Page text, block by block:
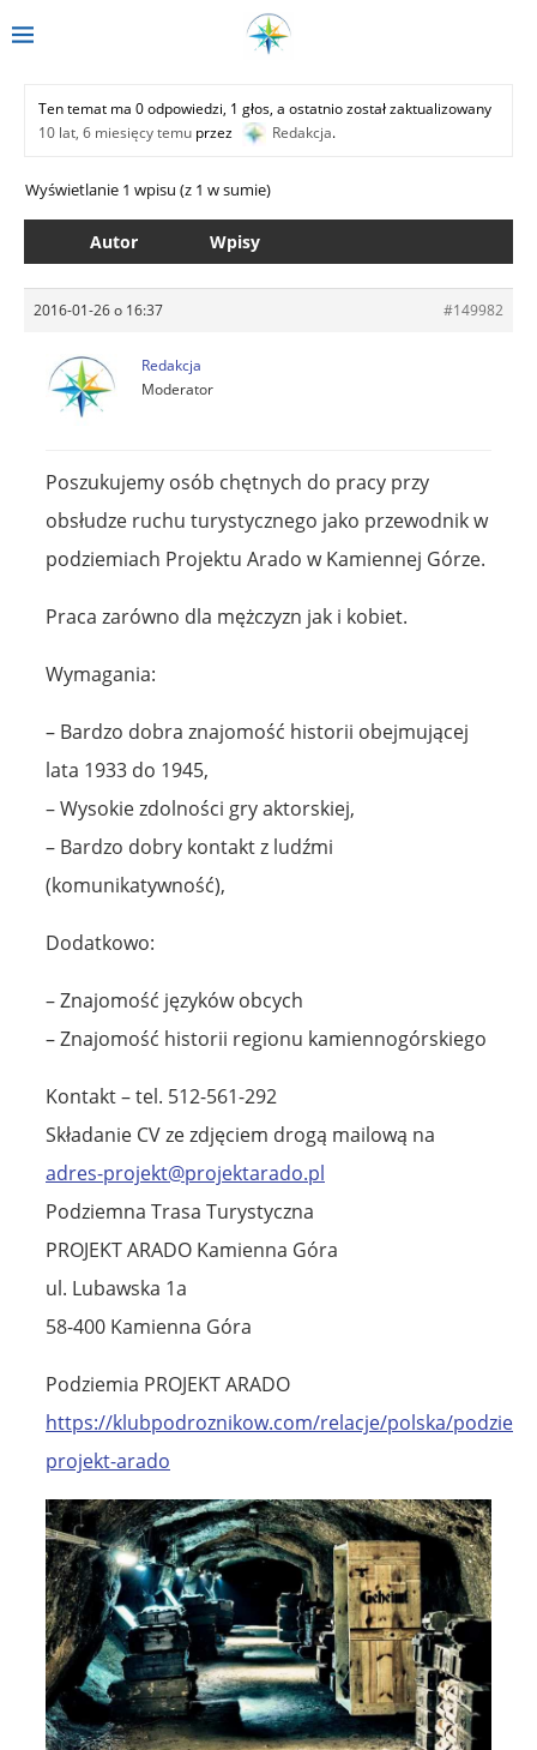
Ten temat ma 0 odpowiedzi, 1 głos, a ostatnio został zaktualizowany
10 lat, 6 miesięcy temu przez Redakcja.
Wyświetlanie 1 wpisu (z 1 w sumie)
Autor Wpisy
2016-01-26 o 16:37 #149982
Redakcja
Moderator
Poszukujemy osób chętnych do pracy przy
obsłudze ruchu turystycznego jako przewodnik w
podziemiach Projektu Arado w Kamiennej Górze.
Praca zarówno dla mężczyzn jak i kobiet.
Wymagania:
– Bardzo dobra znajomość historii obejmującej
lata 1933 do 1945,
– Wysokie zdolności gry aktorskiej,
– Bardzo dobry kontakt z ludźmi
(komunikatywność),
Dodatkowo:
– Znajomość języków obcych
– Znajomość historii regionu kamiennogórskiego
Kontakt – tel. 512-561-292
Składanie CV ze zdjęciem drogą mailową na
adres-projekt@projektarado.pl
Podziemna Trasa Turystyczna
PROJEKT ARADO Kamienna Góra
ul. Lubawska 1a
58-400 Kamienna Góra
Podziemia PROJEKT ARADO
https://klubpodroznikow.com/relacje/polska/
projekt-arado